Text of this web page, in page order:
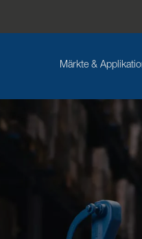
Märkte &